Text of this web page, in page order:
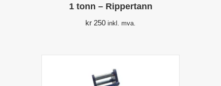
1 tonn – Rippertann
kr 250 inkl. mva.